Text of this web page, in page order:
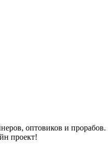
оптовиков и прорабов.
проект!